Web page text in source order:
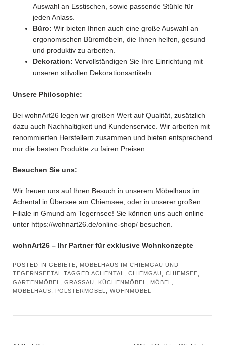
Auswahl an Esstischen, sowie passende Stühle für
jeden Anlass.
Büro: Wir bieten Ihnen auch eine große Auswahl an
ergonomischen Büromöbeln, die Ihnen helfen, gesund
und produktiv zu arbeiten.
Dekoration: Vervollständigen Sie Ihre Einrichtung mit
unseren stilvollen Dekorationsartikeln.
Unsere Philosophie:
Bei wohnArt26 legen wir großen Wert auf Qualität, zusätzlich
dazu auch Nachhaltigkeit und Kundenservice. Wir arbeiten mit
renommierten Herstellern zusammen und bieten entsprechend
nur die besten Produkte zu fairen Preisen.
Besuchen Sie uns:
Wir freuen uns auf Ihren Besuch in unserem Möbelhaus im
Achental in Übersee am Chiemsee, oder in unserer großen
Filiale in Gmund am Tegernsee! Sie können uns auch online
unter https://wohnart26.de/online-shop/ besuchen.
wohnArt26 – Ihr Partner für exklusive Wohnkonzepte
POSTED IN GEBIETE, MÖBELHAUS IM CHIEMGAU UND
TEGERNSEETAL
TAGGED ACHENTAL CHIEMGAU CHIEMSEE
GARTENMÖBEL
GRASSAU KÜCHENMÖBEL MÖBEL
MÖBELHAUS
POLSTERMÖBEL WOHNMÖBEL